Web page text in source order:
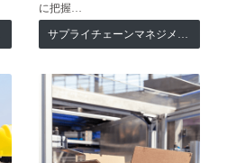
に把握…
サプライチェーンマネジメント